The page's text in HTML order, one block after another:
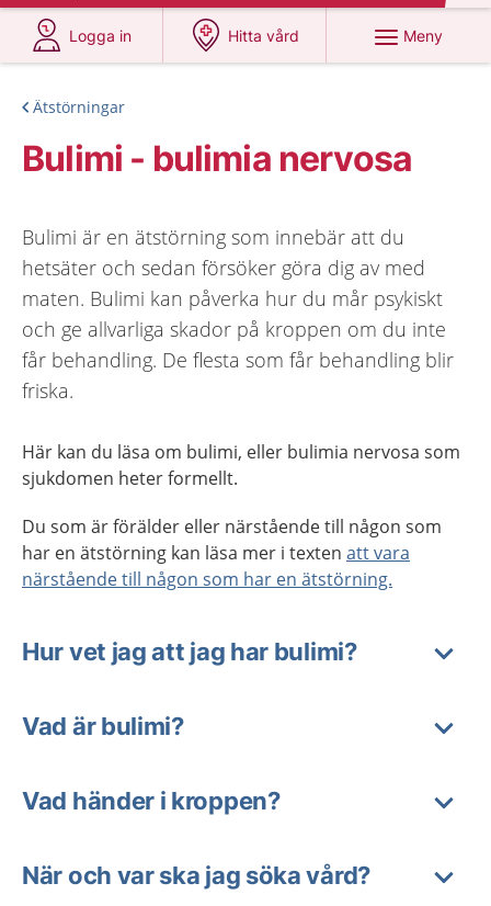
Logga in
på 1177.se
Hitta vård
på 1177.se
Meny
Ätstörningar
Bulimi - bulimia nervosa
Bulimi är en ätstörning som innebär att du
hetsäter och sedan försöker göra dig av med
maten. Bulimi kan påverka hur du mår psykiskt
och ge allvarliga skador på kroppen om du inte
får behandling. De flesta som får behandling blir
friska.
Här kan du läsa om bulimi, eller bulimia nervosa som
sjukdomen heter formellt.
Du som är förälder eller närstående till någon som
har en ätstörning kan läsa mer i texten att vara
närstående till någon som har en ätstörning.
Hur vet jag att jag har bulimi?
Vad är bulimi?
Vad händer i kroppen?
När och var ska jag söka vård?